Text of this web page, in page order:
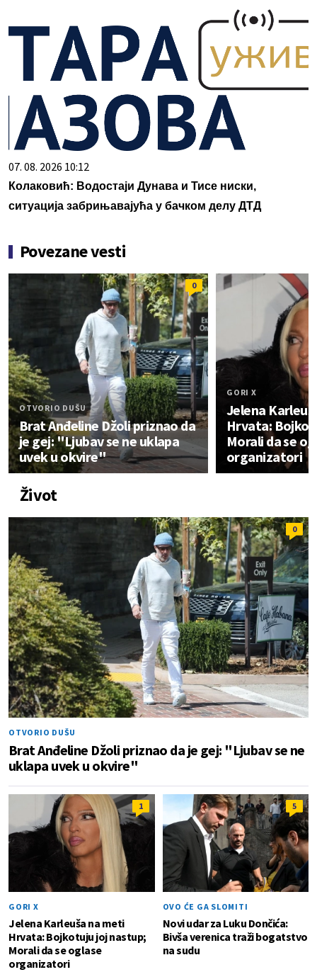
07. 08. 2026 10:12
Колаковић: Водостаји Дунава и Тисе ниски,
ситуација забрињавајућа у бачком делу ДТД
Povezane vesti
0
OTVORIO DUŠU
Brat Anđeline Džoli priznao da
je gej: "Ljubav se ne uklapa
uvek u okvire"
GORI X
Jelena
Hrvata:
Morali da se
organizatori
Život
0
OTVORIO DUŠU
Brat Anđeline Džoli priznao da je gej: "Ljubav se ne
uklapa uvek u okvire"
1
GORI X
Jelena Karleuša na meti
Hrvata: Bojkotuju joj nastup;
Morali da se oglase
organizatori
5
OVO ĆE GA SLOMITI
Novi udar za Luku Dončića:
Bivša verenica traži bogatstvo
na sudu